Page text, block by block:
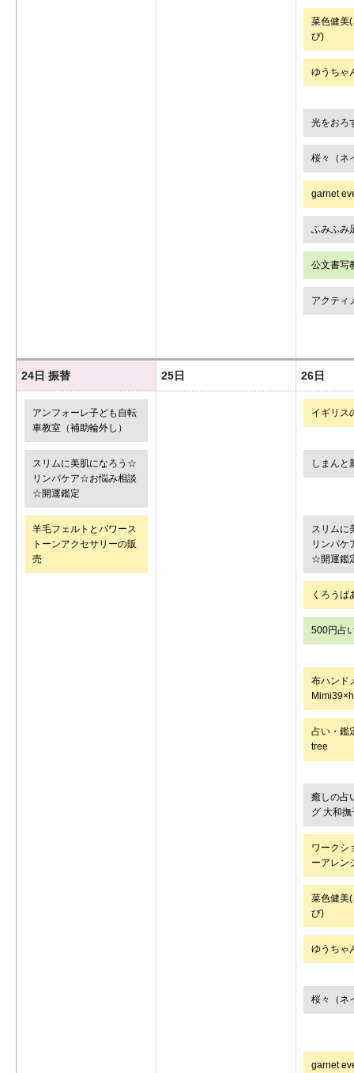
菜色健美
び)
ゆうちゃ
光をおろ
桜々（ネ
garnet
ふみふみ
公文書写
アクティ
24日 振替 25日 26日
アンフォーレ子ども自転
車教室（補助輪外し）
イギリス
スリムに美肌になろう☆
リンパケア☆お悩み相談
☆開運鑑定
しまんと
羊毛フェルトとパワース
トーンアクセサリーの販
売
スリムに
リンパ
☆開運鑑
くろうば
500円占
布ハンド
占い・
tree
癒しの占
グ 大和撫
ワークシ
ーアレン
菜色健美
び)
ゆうちゃ
桜々（ネ
garnet